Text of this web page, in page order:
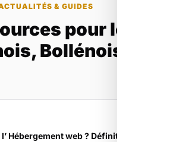
& GUIDES
pour les
Bollénoises
Hébergement web ? Définition